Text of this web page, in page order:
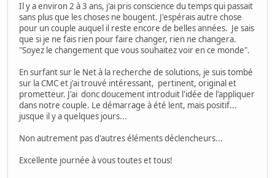
Il y a environ 2 à 3 ans, j'ai pris conscience du temps qui passait
sans plus que les choses ne bougent. J'espérais autre chose
pour un couple auquel il reste encore de belles années. Je sais
que si je ne fais rien pour faire changer, rien ne changera.
"Soyez le changement que vous souhaitez voir en ce monde".
En surfant sur le Net à la recherche de solutions, je suis tombé
sur la CMC et j'ai trouvé intéressant, pertinent, original et
prometteur. J'ai donc doucement introduit l'idée de l'appliquer
dans notre couple. Le démarrage à été lent, mais positif...
jusque il y a quelques jours...
Non autrement pas d'autres éléments déclencheurs...
Excellente journée à vous toutes et tous!